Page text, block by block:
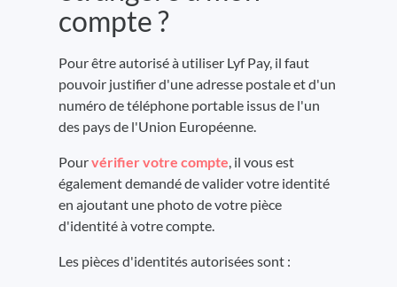
compte ?
Pour être autorisé à utiliser Lyf Pay, il faut
pouvoir justifier d'une adresse postale et d'un
numéro de téléphone portable issus de l'un
des pays de l'Union Européenne.
Pourvérifier votre compte, il vous est
également demandé de valider votre identité
en ajoutant une photo de votre pièce
d'identité à votre compte.
Les pièces d'identités autorisées sont :